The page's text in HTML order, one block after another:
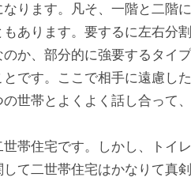
ります。凡そ、一階と二階
あります。要するに左右分
か、部分的に強要するタイ
です。ここで相手に遠慮し
世帯とよくよく話し合って
帯住宅です。しかし、トイ
て二世帯住宅はかなりて真